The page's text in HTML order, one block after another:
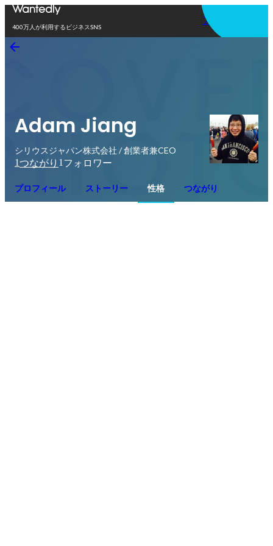
400万人が利用するビジネスSNS
アプリを使う
Adam Jiang
シリウスジャパン株式会社 / 創業者兼CEO
1つながり 1 フォロワー
プロフィール ストーリー 性格 つながり